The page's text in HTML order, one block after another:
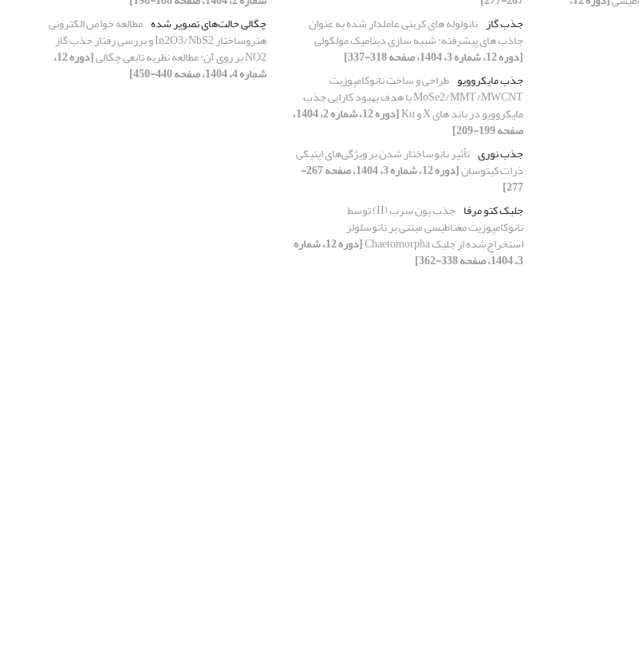
جذب گاز نانولوله های کربنی عاملدار شده به عنوان
جاذب های پیشرفته: شبیه سازی دینامیک مولکولی
[دوره 12، شماره 3، 1404، صفحه 318-337]
جذب مایکروویو طراحی و ساخت نانوکامپوزیت
MoSe2/MMT/MWCNT با هدف بهبود کارایی جذب
مایکروویو در باند های X و Ku [دوره 12، شماره 2، 1404،
صفحه 199-209]
جذب نوری تأثیر نانوساختار شدن بر ویژگی‌های اپتیکی
ذرات کیتوسان [دوره 12، شماره 3، 1404، صفحه 267-
277]
جلبک کتو مرفا
جذب یون سرب (II) توسط
نانوکامپوزیت مغناطیسی مبتنی بر نانوسلولز
استخراج‌شده از جلبک Chaetomorpha [دوره 12، شماره
3، 1404، صفحه 338-362]
چگالی حالت‌های تصویر شده مطالعه خواص الکترونی
هتروساختار In2O3/NbS2 و بررسی رفتار جذب گاز
NO2 بر روی آن: مطالعه نظریه تابعی چگالی [دوره 12،
شماره 4، 1404، صفحه 440-450]